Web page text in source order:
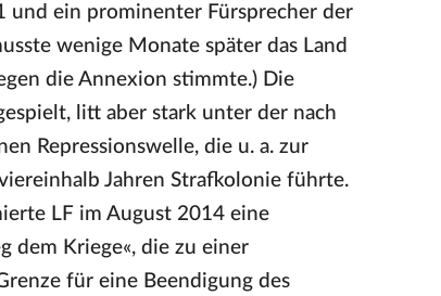
und ein prominenter Fürsprecher der
wenige Monate später das Land
die Annexion stimmte.) Die
litt aber stark unter der nach
Repressionswelle, die u. a. zur
Jahren Strafkolonie führte.
LF im August 2014 eine
dem Kriege«, die zu einer
für eine Beendigung des